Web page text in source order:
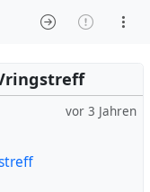
vor 3 Jahren